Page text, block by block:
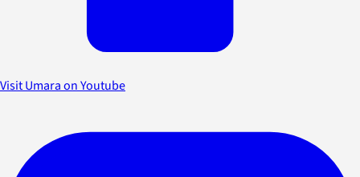
Visit Umara on Youtube